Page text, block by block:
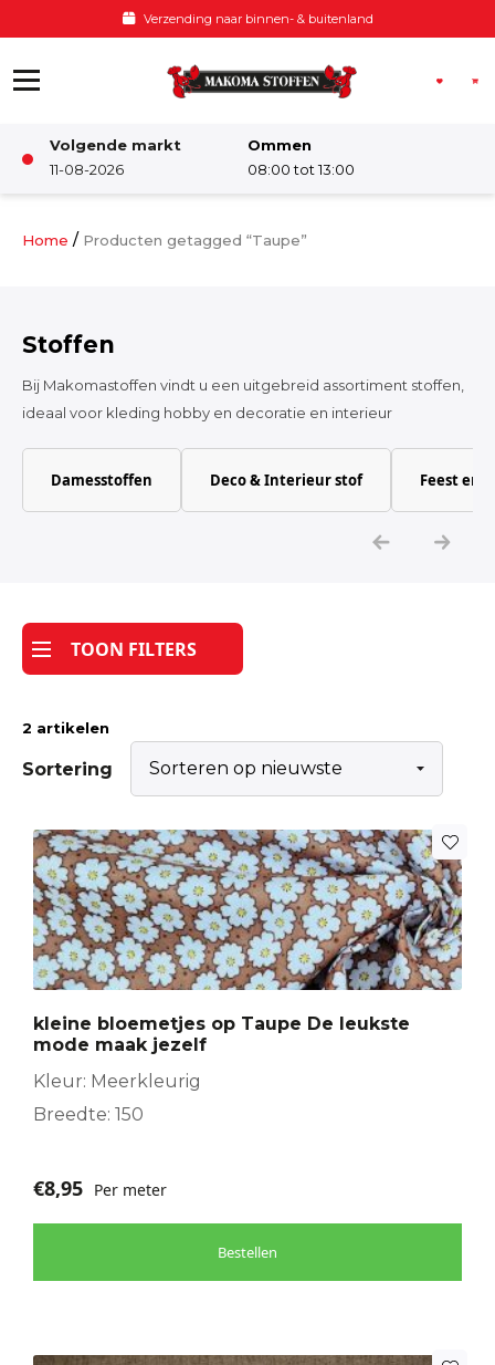
Voor 12:00 besteld, zelfde dag verzonden
Volgende markt
11-08-2026
Ommen
08:00 tot 13:00
Damesstoffen
Katoen
Tijdpakker stof
Home / Producten getagged “Taupe”
Stoffen
Bij Makomastoffen vindt u een uitgebreid assortiment stoffen,
ideaal voor kleding hobby en decoratie en interieur
Damesstoffen Deco & Interieur stof Feest en
TOON FILTERS
2 artikelen
Sortering
kleine bloemetjes op Taupe De leukste
mode maak jezelf
Kleur: Meerkleurig
Breedte: 150
€8,95 Per meter
Bestellen